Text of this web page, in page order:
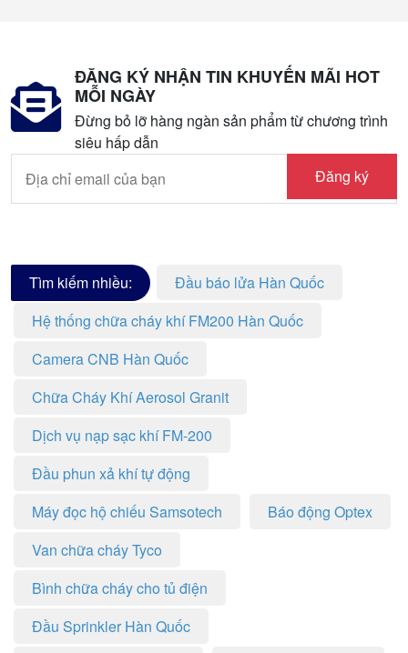
ĐĂNG KÝ NHẬN TIN KHUYẾN MÃI HOT
MỖI NGÀY
Đừng bỏ lỡ hàng ngàn sản phẩm từ chương trình
siêu hấp dẫn
Đăng ký
Tìm kiếm nhiều:
Đầu báo lửa Hàn Quốc
Hệ thống chữa cháy khí FM200 Hàn Quốc
Camera CNB Hàn Quốc
Chữa Cháy Khí Aerosol Granit
Dịch vụ nạp sạc khí FM-200
Đầu phun xả khí tự động
Máy đọc hộ chiếu Samsotech
Báo động Optex
Van chữa cháy Tyco
Bình chữa cháy cho tủ điện
Đầu Sprinkler Hàn Quốc